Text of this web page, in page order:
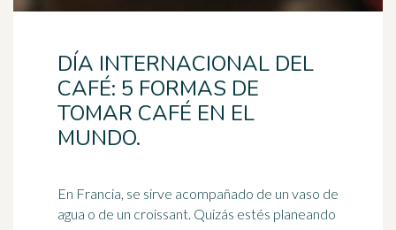
DÍA INTERNACIONAL DEL
CAFÉ: 5 FORMAS DE
TOMAR CAFÉ EN EL
MUNDO.
En Francia, se sirve acompañado de un vaso de
agua o de un croissant. Quizás estés planeando